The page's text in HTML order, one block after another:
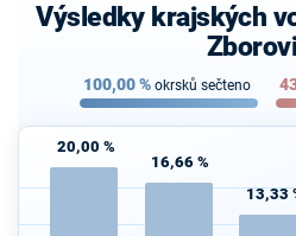
Výsledky krajských
100,00% okrsků sečteno
20,00 %
16,66 %
13,33